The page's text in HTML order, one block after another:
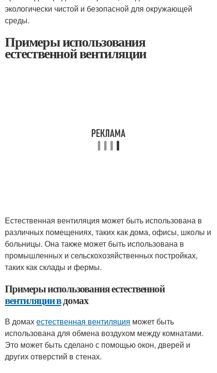
экологически чистой и безопасной для окружающей
среды.
Примеры использования
естественной вентиляции
Естественная вентиляция может быть использована в
различных помещениях, таких как дома, офисы, школы и
больницы. Она также может быть использована в
промышленных и сельскохозяйственных постройках,
таких как склады и фермы.
Примеры использования естественной
вентиляции вдомах
В домахестественная вентиляция может быть
использована для обмена воздухом между комнатами.
Это может быть сделано с помощью окон, дверей и
других отверстий в стенах.